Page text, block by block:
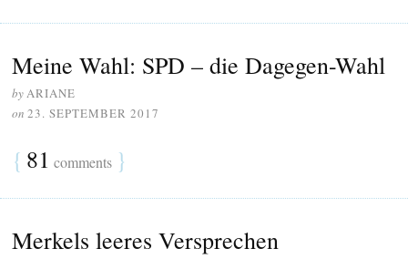
Meine Wahl: SPD – die Dagegen-Wahl
byARIANE
on 23. SEPTEMBER 2017
{ 81 comments }
Merkels leeres Versprechen